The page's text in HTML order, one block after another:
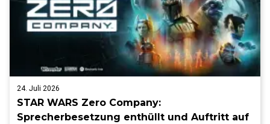
24. Juli 2026
STAR WARS Zero Company:
Sprecherbesetzung enthüllt und Auftritt auf